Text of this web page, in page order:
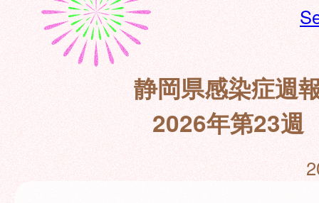
静岡県感染症週
2026年第23週